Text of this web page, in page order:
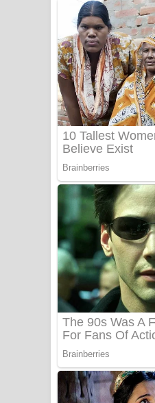
බැබලෙන
Adare Wadi
වැඩි නිසා
UNUHUMA
ගීතයේ පද පෙළ
Katakara
Tharu Yaye
යායේ දිලෙනා
Ow Man
සෝසා ගීතයේ
Heavy
Aye
ලංවීලා ගීතයේ